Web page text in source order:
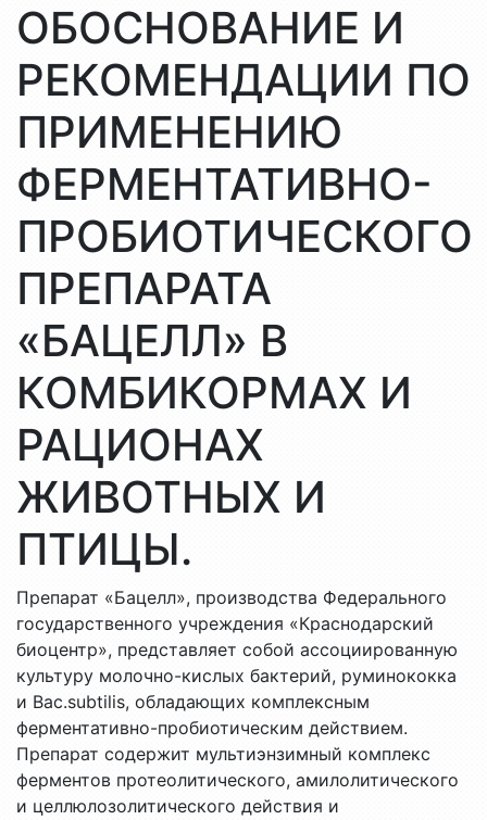
ОБОСНОВАНИЕ И
РЕКОМЕНДАЦИИ ПО
ПРИМЕНЕНИЮ
ФЕРМЕНТАТИВНО-
ПРОБИОТИЧЕСКОГО
ПРЕПАРАТА
«БАЦЕЛЛ» В
КОМБИКОРМАХ И
РАЦИОНАХ
ЖИВОТНЫХ И
ПТИЦЫ.
Препарат «Бацелл», производства Федерального
государственного учреждения «Краснодарский
биоцентр», представляет собой ассоциированную
культуру молочно-кислых бактерий, руминококка
и Bac.subtilis, обладающих комплексным
ферментативно-пробиотическим действием.
Препарат содержит мультиэнзимный комплекс
ферментов протеолитического, амилолитического
и целлюлозолитического действия и